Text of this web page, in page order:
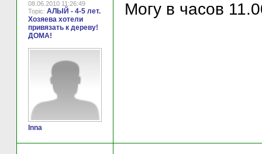
08.06.2010 11:26:49
Topic: АЛЫЙ - 4-5 лет.
Хозяева хотели
привязать к дереву!
ДОМА!
Inna
Могу в часов